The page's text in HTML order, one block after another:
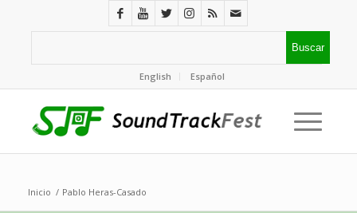
English Español
Inicio / Pablo Heras-Casado